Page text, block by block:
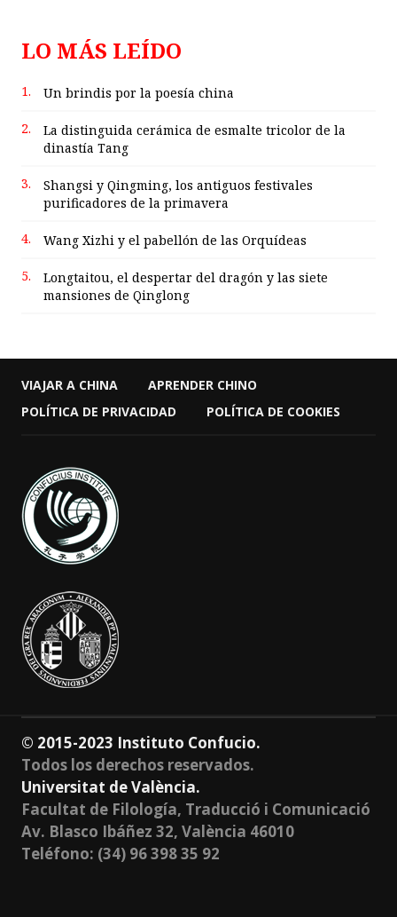
LO MÁS LEÍDO
1. Un brindis por la poesía china
2.
La distinguida cerámica de esmalte tricolor de la
dinastía Tang
3.
Shangsi y Qingming, los antiguos festivales
purificadores de la primavera
4. Wang Xizhi y el pabellón de las Orquídeas
5.
Longtaitou, el despertar del dragón y las siete
mansiones de Qinglong
VIAJAR A CHINA
APRENDER CHINO
POLÍTICA DE PRIVACIDAD
POLÍTICA DE COOKIES
© 2015-2023 Instituto Confucio.
Todos los derechos reservados.
Universitat de València.
Facultat de Filología, Traducció i Comunicació
Av. Blasco Ibáñez 32, València 46010
Teléfono: (34) 96 398 35 92